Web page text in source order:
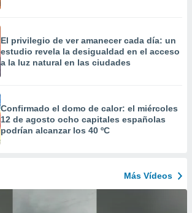
El privilegio de ver amanecer cada día: un
estudio revela la desigualdad en el acceso
a la luz natural en las ciudades
Confirmado el domo de calor: el miércoles
12 de agosto ocho capitales españolas
podrían alcanzar los 40 ºC
Más Vídeos